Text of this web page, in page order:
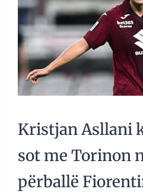
Kristjan Asllani
sot me Torinon
përballë